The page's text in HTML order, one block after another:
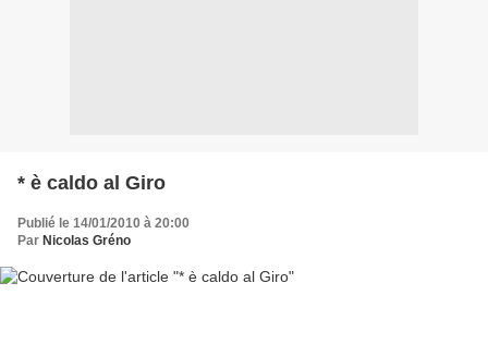
* è caldo al Giro
Publié le 14/01/2010 à 20:00
Par Nicolas Gréno